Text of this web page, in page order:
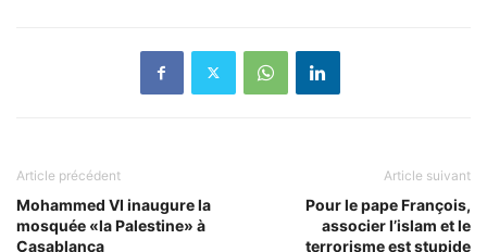
Article précédent
Mohammed VI inaugure la
mosquée «la Palestine» à
Casablanca
Article suivant
Pour le pape François,
associer l’islam et le
terrorisme est stupide